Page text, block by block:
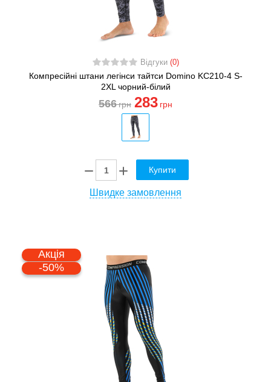
Відгуки (0)
Компресійні штани легінси тайтси Domino KC210-4 S-
2XL чорний-білий
566грн 283 грн
Купити
Швидке замовлення
Акція
-50%